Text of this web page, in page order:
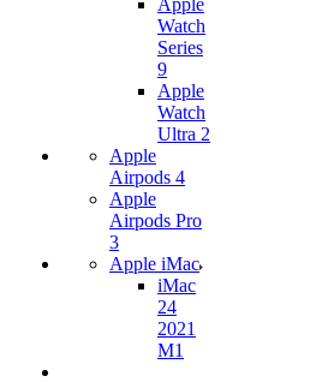
Apple
Watch
Series
9
Apple
Watch
Ultra 2
Apple
Airpods 4
Apple
Airpods Pro
3
Apple iMac
iMac
24
2021
M1